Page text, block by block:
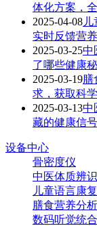
体化方案，
2025-04-08
实时反馈营
2025-03-25中
了哪些健康
2025-03-19膳
求，获取科
2025-03-13中
藏的健康信号
设备中心
骨密度仪
中医体质辨
儿童语言康
膳食营养分
数码听觉统